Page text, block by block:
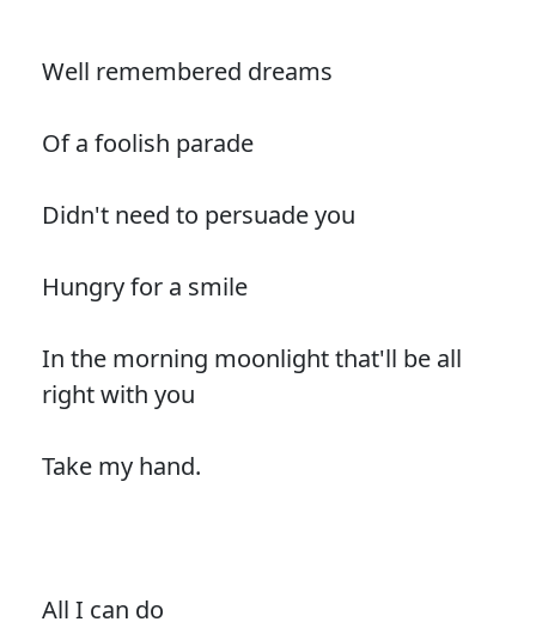
Well remembered dreams
Of a foolish parade
Didn't need to persuade you
Hungry for a smile
In the morning moonlight that'll be all
right with you
Take my hand.
All I can do